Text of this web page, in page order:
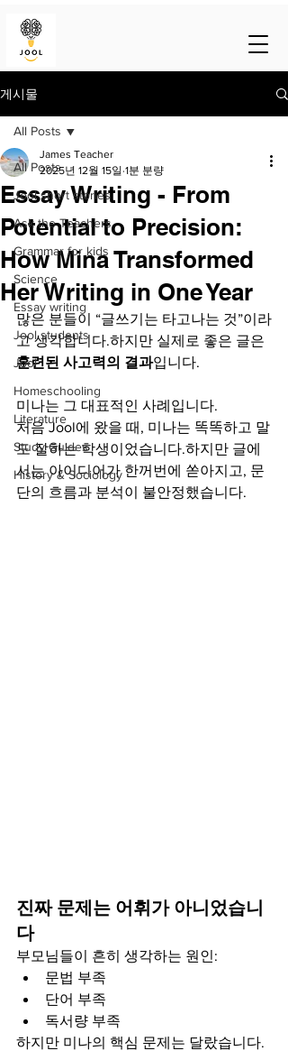
게시물
All Posts
Jool short stories
Ask the Teachers
Grammar for kids
Science
Essay writing
Jool students
Jool
Homeschooling
Literature
Study Guides
History & Sociology
All Posts
Essay Writing - From
Potential to Precision:
How Mina Transformed
Her Writing in One Year
James Teacher
2025년 12월 15일 1분 분량
많은 분들이 “글쓰기는 타고나는 것”이라
고 생각합니다.하지만 실제로 좋은 글은
훈련된 사고력의 결과입니다.
미나는 그 대표적인 사례입니다.
처음 Jool에 왔을 때, 미나는 똑똑하고 말
도 잘하는 학생이었습니다.하지만 글에
서는 아이디어가 한꺼번에 쏟아지고, 문
단의 흐름과 분석이 불안정했습니다.
진짜 문제는 어휘가 아니었습니
다
부모님들이 흔히 생각하는 원인:
문법 부족
단어 부족
독서량 부족
하지만 미나의 핵심 문제는 달랐습니다.